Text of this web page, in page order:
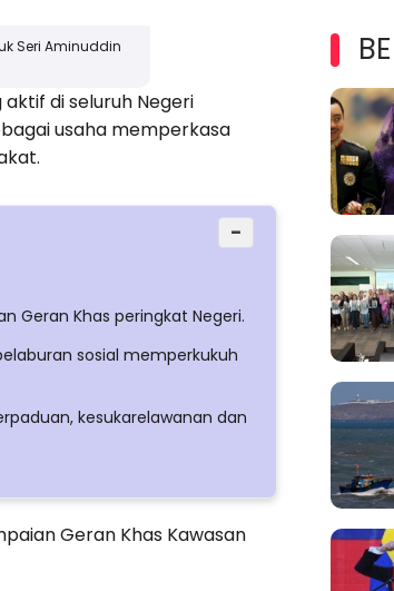
Seri Aminuddin
aktif di seluruh Negeri
usaha memperkasa
−
Geran Khas peringkat Negeri.
sosial memperkukuh
kesukarelawanan dan
Geran Khas Kawasan